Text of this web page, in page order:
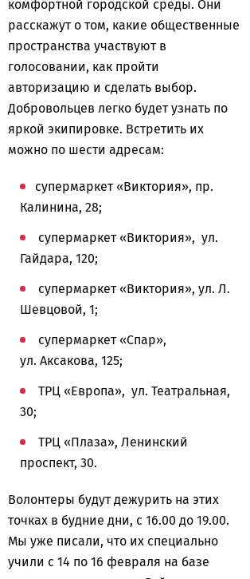
комфортной городской среды. Они
расскажут о том, какие общественные
пространства участвуют в
голосовании, как пройти
авторизацию и сделать выбор.
Добровольцев легко будет узнать по
яркой экипировке. Встретить их
можно по шести адресам:
супермаркет «Виктория», пр.
Калинина, 28;
супермаркет «Виктория», ул.
Гайдара, 120;
супермаркет «Виктория», ул. Л.
Шевцовой, 1;
супермаркет «Спар»,
ул. Аксакова, 125;
ТРЦ «Европа», ул. Театральная,
30;
ТРЦ «Плаза», Ленинский
проспект, 30.
Волонтеры будут дежурить на этих
точках в будние дни, с 16.00 до 19.00.
Мы уже писали, что их специально
учили с 14 по 16 февраля на базе